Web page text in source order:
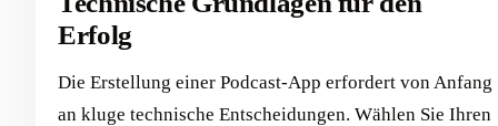
Erfolg
Die Erstellung einer Podcast-App erfordert von Anfang
an kluge technische Entscheidungen. Wählen Sie Ihren